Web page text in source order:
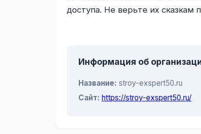
доступа. Не верьте их сказкам
Информация об
Название: stroy-exspert50.ru
Сайт: https://stroy-exspert50.ru/